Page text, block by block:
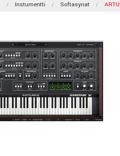
Instumentti Softasynat